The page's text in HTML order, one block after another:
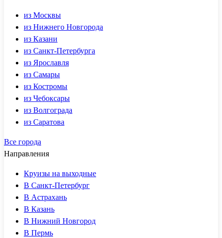
из Москвы
из Нижнего Новгорода
из Казани
из Санкт-Петербурга
из Ярославля
из Самары
из Костромы
из Чебоксары
из Волгограда
из Саратова
Все города
Направления
Круизы на выходные
В Санкт-Петербург
В Астрахань
В Казань
В Нижний Новгород
В Пермь